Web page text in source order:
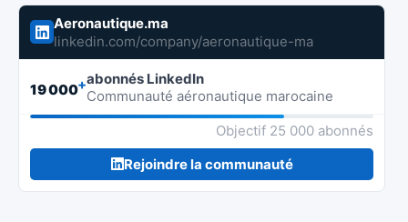
Aeronautique.ma
linkedin.com/company/aeronautique-ma
19 000+abonnés LinkedIn
Communauté aéronautique marocaine
Objectif 25 000 abonnés
Rejoindre la communauté